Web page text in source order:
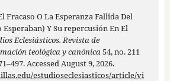
Fracaso O La Esperanza Fallida Del
Esperaban) Y Su repercusión En El
Eclesiásticos. Revista de
teológica y canónica54, no. 211
Accessed August 9, 2026.
estudioseclesiasticos/article/vi